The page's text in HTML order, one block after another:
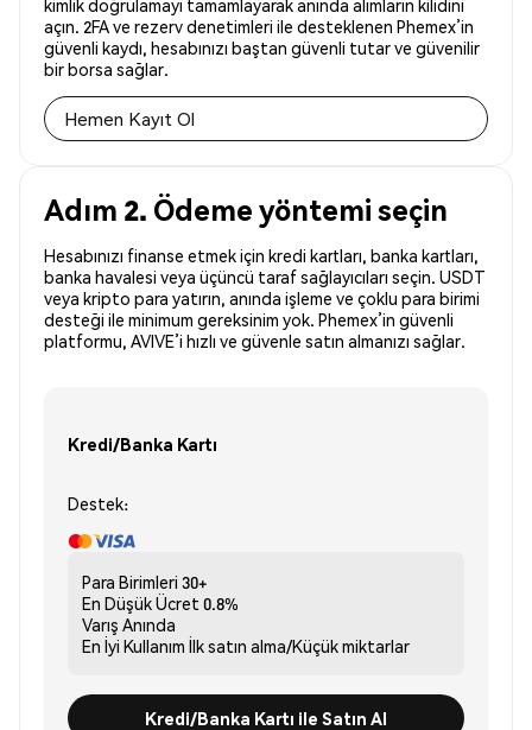
kimlik doğrulamayı tamamlayarak anında alımların kilidini
açın. 2FA ve rezerv denetimleri ile desteklenen Phemex’in
güvenli kaydı, hesabınızı baştan güvenli tutar ve güvenilir
bir borsa sağlar.
Hemen Kayıt Ol
Adım 2. Ödeme yöntemi seçin
Hesabınızı finanse etmek için kredi kartları, banka kartları,
banka havalesi veya üçüncü taraf sağlayıcıları seçin. USDT
veya kripto para yatırın, anında işleme ve çoklu para birimi
desteği ile minimum gereksinim yok. Phemex’in güvenli
platformu, AVIVE’i hızlı ve güvenle satın almanızı sağlar.
Kredi/Banka Kartı
Destek:
Para Birimleri 30+
En Düşük Ücret 0.8%
Varış Anında
En İyi Kullanım İlk satın alma/Küçük miktarlar
Kredi/Banka Kartı ile Satın Al